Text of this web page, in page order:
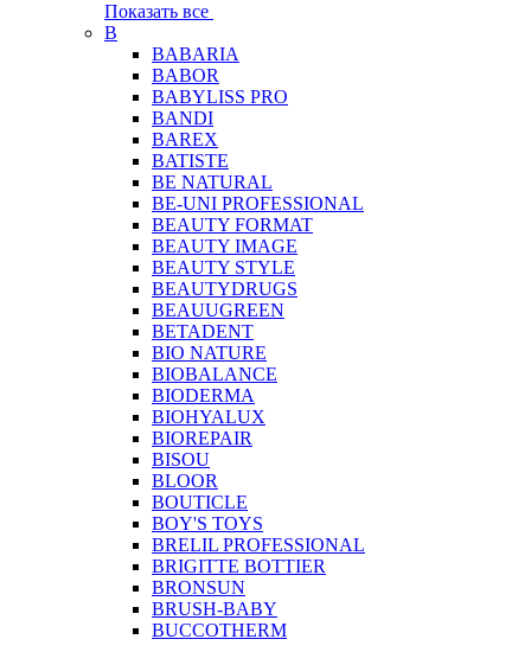
Показать все
B
BABARIA
BABOR
BABYLISS PRO
BANDI
BAREX
BATISTE
BE NATURAL
BE-UNI PROFESSIONAL
BEAUTY FORMAT
BEAUTY IMAGE
BEAUTY STYLE
BEAUTYDRUGS
BEAUUGREEN
BETADENT
BIO NATURE
BIOBALANCE
BIODERMA
BIOHYALUX
BIOREPAIR
BISOU
BLOOR
BOUTICLE
BOY'S TOYS
BRELIL PROFESSIONAL
BRIGITTE BOTTIER
BRONSUN
BRUSH-BABY
BUCCOTHERM